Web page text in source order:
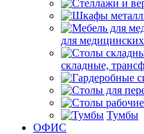
для
складные,
Тумбы
ОФИС